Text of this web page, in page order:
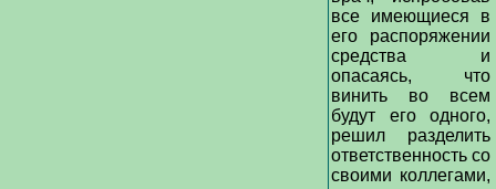
все имеющиеся в
его распоряжении
средства и
опасаясь, что
винить во всем
будут его одного,
решил разделить
ответственность со
своими коллегами,